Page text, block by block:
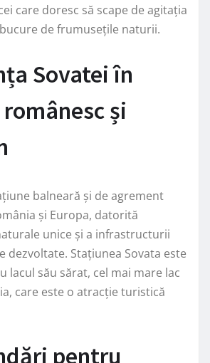
care doresc să scape de agitația
de frumusețile naturii.
Sovatei în
și
balneară și de agrement
și Europa, datorită
unice și a infrastructurii
dezvoltate. Stațiunea Sovata este
lacul său sărat, cel mai mare lac
care este o atracție turistică
pentru